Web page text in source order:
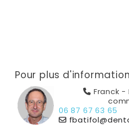
Pour plus d'information
Franck -
06 87 67 63 65